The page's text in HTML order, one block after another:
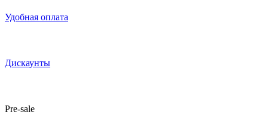
Удобная оплата
Дискаунты
Pre-sale